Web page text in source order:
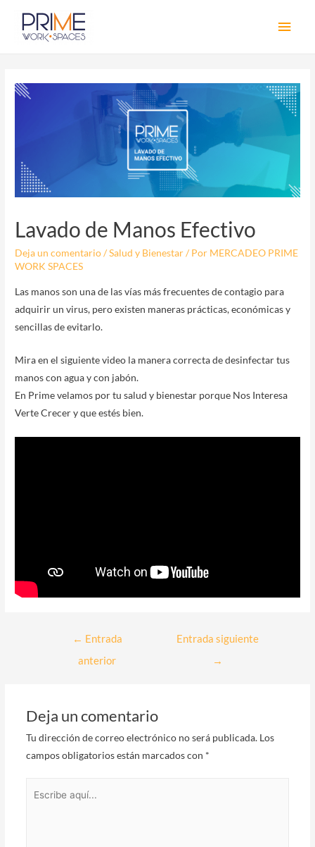
Lavado de Manos Efectivo
Deja un comentario/Salud y Bienestar/ Por MERCADEO PRIME
WORK SPACES
Las manos son una de las vías más frecuentes de contagio para
adquirir un virus, pero existen maneras prácticas, económicas y
sencillas de evitarlo.
Mira en el siguiente video la manera correcta de desinfectar tus
manos con agua y con jabón.
En Prime velamos por tu salud y bienestar porque Nos Interesa
Verte Crecer y que estés bien.
Navegación
← Entrada
anterior
Entrada siguiente
→
Deja un comentario
Tu dirección de correo electrónico no será publicada. Los
campos obligatorios están marcados con *